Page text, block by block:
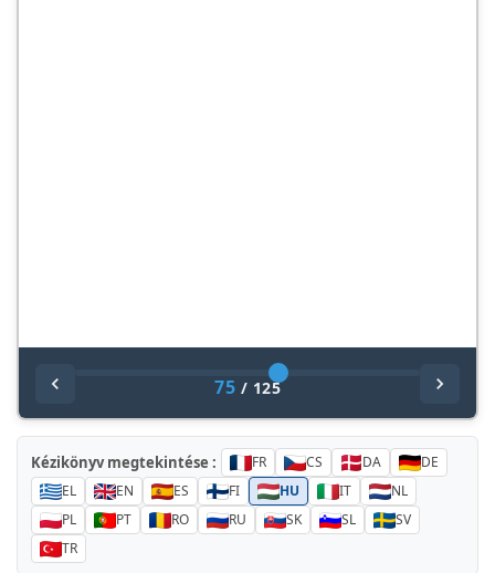
75 / 125
Kézikönyv megtekintése : FR CS DA
DE
EL
EN ES FI HU IT
NL
PL
PT RO RU SK SL
SV
TR